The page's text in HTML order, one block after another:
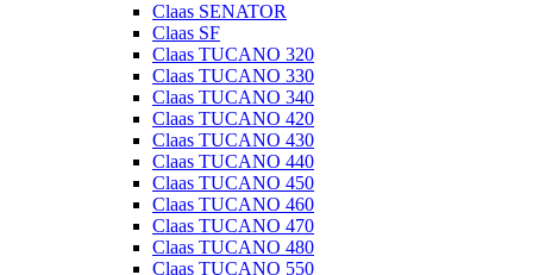
Claas SENATOR
Claas SF
Claas TUCANO 320
Claas TUCANO 330
Claas TUCANO 340
Claas TUCANO 420
Claas TUCANO 430
Claas TUCANO 440
Claas TUCANO 450
Claas TUCANO 460
Claas TUCANO 470
Claas TUCANO 480
Claas TUCANO 550